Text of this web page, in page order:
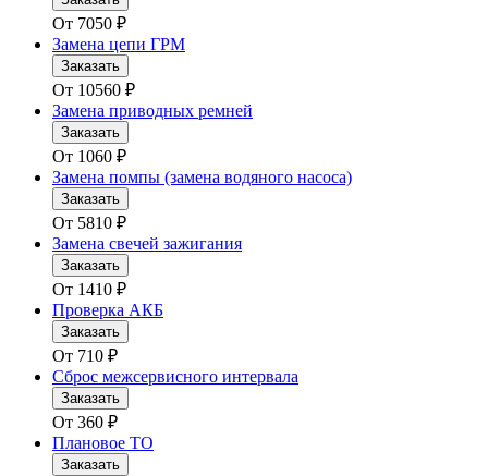
От 7050 ₽
Замена цепи ГРМ
Заказать
От 10560 ₽
Замена приводных ремней
Заказать
От 1060 ₽
Замена помпы (замена водяного насоса)
Заказать
От 5810 ₽
Замена свечей зажигания
Заказать
От 1410 ₽
Проверка АКБ
Заказать
От 710 ₽
Сброс межсервисного интервала
Заказать
От 360 ₽
Плановое ТО
Заказать